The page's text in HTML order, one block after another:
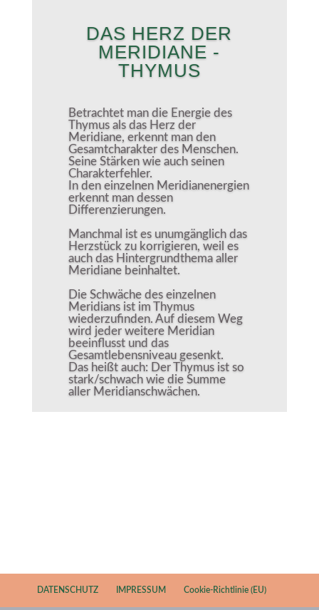
DAS HERZ DER
MERIDIANE -
THYMUS
Betrachtet man die Energie des
Thymus als das Herz der
Meridiane, erkennt man den
Gesamtcharakter des Menschen.
Seine Stärken wie auch seinen
Charakterfehler.
In den einzelnen Meridianenergien
erkennt man dessen
Differenzierungen.
Manchmal ist es unumgänglich das
Herzstück zu korrigieren, weil es
auch das Hintergrundthema aller
Meridiane beinhaltet.
Die Schwäche des einzelnen
Meridians ist im Thymus
wiederzufinden. Auf diesem Weg
wird jeder weitere Meridian
beeinflusst und das
Gesamtlebensniveau gesenkt.
Das heißt auch: Der Thymus ist so
stark/schwach wie die Summe
aller Meridianschwächen.
DATENSCHUTZ IMPRESSUM Cookie-Richtlinie (EU)